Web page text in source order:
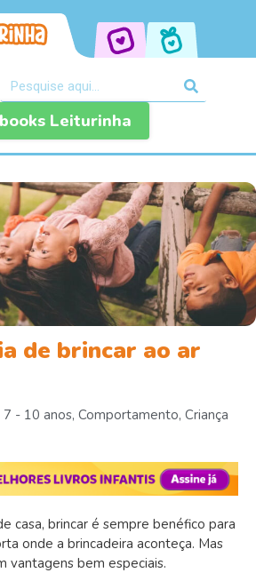
Leiturinha
de brincar ao ar
7 - 10 anos, Comportamento, Criança
casa, brincar é sempre benéfico para
onde a brincadeira aconteça. Mas
vantagens bem especiais.